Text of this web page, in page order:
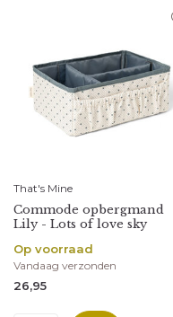
That's Mine
Commode opbergmand
Lily - Lots of love sky
Op voorraad
Vandaag verzonden
26,95